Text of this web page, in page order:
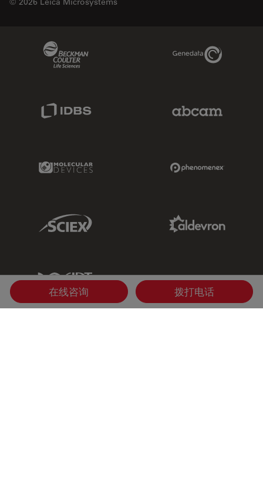
Genedata Link
IDBS Link
Molecular Devices Link
Sciex Link
IDT Link
在线咨询 拨打电话